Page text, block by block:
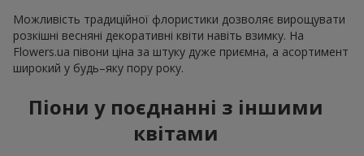
Можливість традиційної флористики дозволяє вирощувати
розкішні весняні декоративні квіти навіть взимку. На
Flowers.ua півони ціна за штуку дуже приємна, а асортимент
широкий у будь–яку пору року.
Піони у поєднанні з іншими
квітами